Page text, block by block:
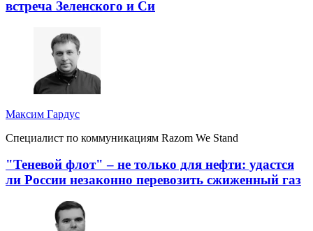
встреча Зеленского и Си
Максим Гардус
Специалист по коммуникациям Razom We Stand
"Теневой флот" – не только для нефти: удастся
ли России незаконно перевозить сжиженный газ